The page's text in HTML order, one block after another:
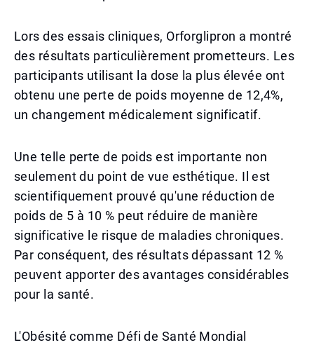
Lors des essais cliniques, Orforglipron a montré
des résultats particulièrement prometteurs. Les
participants utilisant la dose la plus élevée ont
obtenu une perte de poids moyenne de 12,4%,
un changement médicalement significatif.
Une telle perte de poids est importante non
seulement du point de vue esthétique. Il est
scientifiquement prouvé qu'une réduction de
poids de 5 à 10 % peut réduire de manière
significative le risque de maladies chroniques.
Par conséquent, des résultats dépassant 12 %
peuvent apporter des avantages considérables
pour la santé.
L'Obésité comme Défi de Santé Mondial